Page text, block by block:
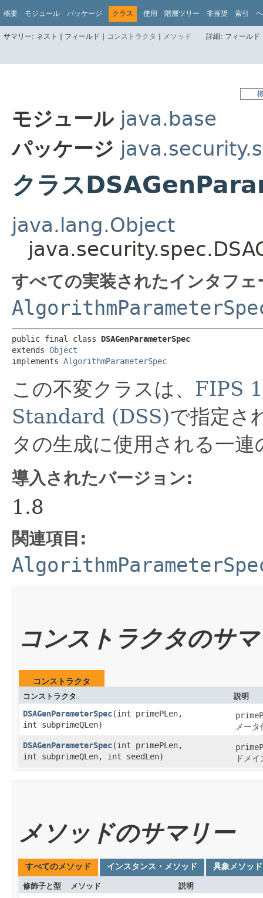
概要 モジュール パッケージ クラス 使用 階層ツリー 非推奨 索引
サマリー: ネスト | フィールド | コンストラクタ | メソッド 詳細: フィール
モジュール java.base
パッケージ
クラス
java.lang.Object
すべての実装されたインタフ
public final class DSAGenParameterSpec
extends Object
implements AlgorithmParameterSpec
この不変クラスは、 FIPS
Standard (DSS)で指定さ
タの生成に使用される一
導入されたバージョン:
1.8
関連項目:
コンストラクタのサ
コンストラクタ
コンストラクタ 説明
DSAGenParameterSpec​(int primePLen,
int subprimeQLen)
メー
DSAGenParameterSpec​(int primePLen,
int subprimeQLen, int seedLen)
ドメ
メソッドのサマリー
すべてのメソッド インスタンス・メソッド 具象メソッド
修飾子と型 メソッド 説明